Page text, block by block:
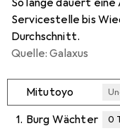
So lange dauert
Servicestelle bis
Durchschnitt.
Quelle: Galaxus
Mitutoyo
1. Burg Wächter 0